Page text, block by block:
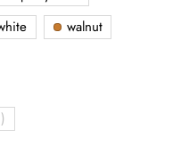
walnut